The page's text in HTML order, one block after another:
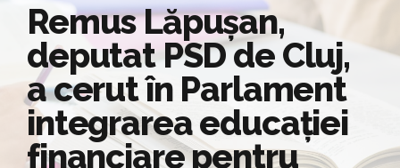
Remus Lăpușan,
deputat PSD de Cluj,
a cerut în Parlament
integrarea educației
financiare pentru